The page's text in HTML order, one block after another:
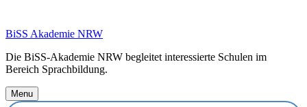
BiSS Akademie NRW
Die BiSS-Akademie NRW begleitet interessierte Schulen im
Bereich Sprachbildung.
Menu